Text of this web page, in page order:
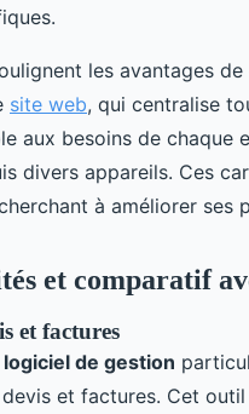
les avantages
site web, qui centralise
aux besoins de chaque
divers appareils. Ces
à améliorer ses
et comparatif
et factures
logiciel de gestion
et factures. Cet outil